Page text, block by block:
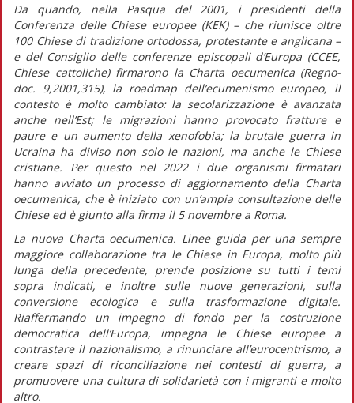
Da quando, nella Pasqua del 2001, i presidenti della
Conferenza delle Chiese europee (KEK) – che riunisce oltre
100 Chiese di tradizione ortodossa, protestante e anglicana –
e del Consiglio delle conferenze episcopali d’Europa (CCEE,
Chiese cattoliche) firmarono la Charta oecumenica (Regno-
doc. 9,2001,315), la roadmap dell’ecumenismo europeo, il
contesto è molto cambiato: la secolarizzazione è avanzata
anche nell’Est; le migrazioni hanno provocato fratture e
paure e un aumento della xenofobia; la brutale guerra in
Ucraina ha diviso non solo le nazioni, ma anche le Chiese
cristiane. Per questo nel 2022 i due organismi firmatari
hanno avviato un processo di aggiornamento della Charta
oecumenica, che è iniziato con un’ampia consultazione delle
Chiese ed è giunto alla firma il 5 novembre a Roma.
La nuova Charta oecumenica. Linee guida per una sempre
maggiore collaborazione tra le Chiese in Europa, molto più
lunga della precedente, prende posizione su tutti i temi
sopra indicati, e inoltre sulle nuove generazioni, sulla
conversione ecologica e sulla trasformazione digitale.
Riaffermando un impegno di fondo per la costruzione
democratica dell’Europa, impegna le Chiese europee a
contrastare il nazionalismo, a rinunciare all’eurocentrismo, a
creare spazi di riconciliazione nei contesti di guerra, a
promuovere una cultura di solidarietà con i migranti e molto
altro.